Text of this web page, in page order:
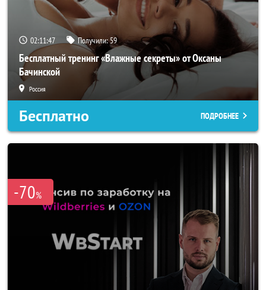
02:11:46 Получили:59
Бесплатный тренинг «Влажные секреты» от Оксаны
Бачинской
Россия
Бесплатно ПОДРОБНЕЕ
-70%